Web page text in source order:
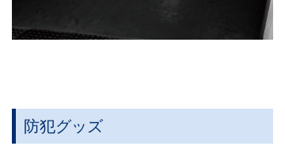
防犯グッズ